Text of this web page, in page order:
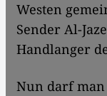
Westen
Sender Al-
Handlanger
Nun darf